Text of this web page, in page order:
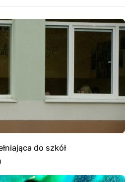
do szkół